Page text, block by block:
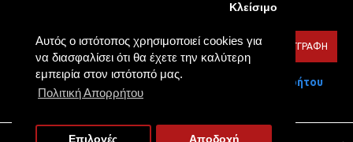
Αυτός ο ιστότοπος χρησιμοποιεί cookies για
να διασφαλίσει ότι θα έχετε την καλύτερη
εμπειρία στον ιστότοπό μας.
Πολιτική Απορρήτου
Κλείσιμο
Επιλογές Αποδοχή
ΕΓΓΡΑΦΉ
Έχω διαβάσει και αποδέχομαι τους Πολιτική Απορρήτου